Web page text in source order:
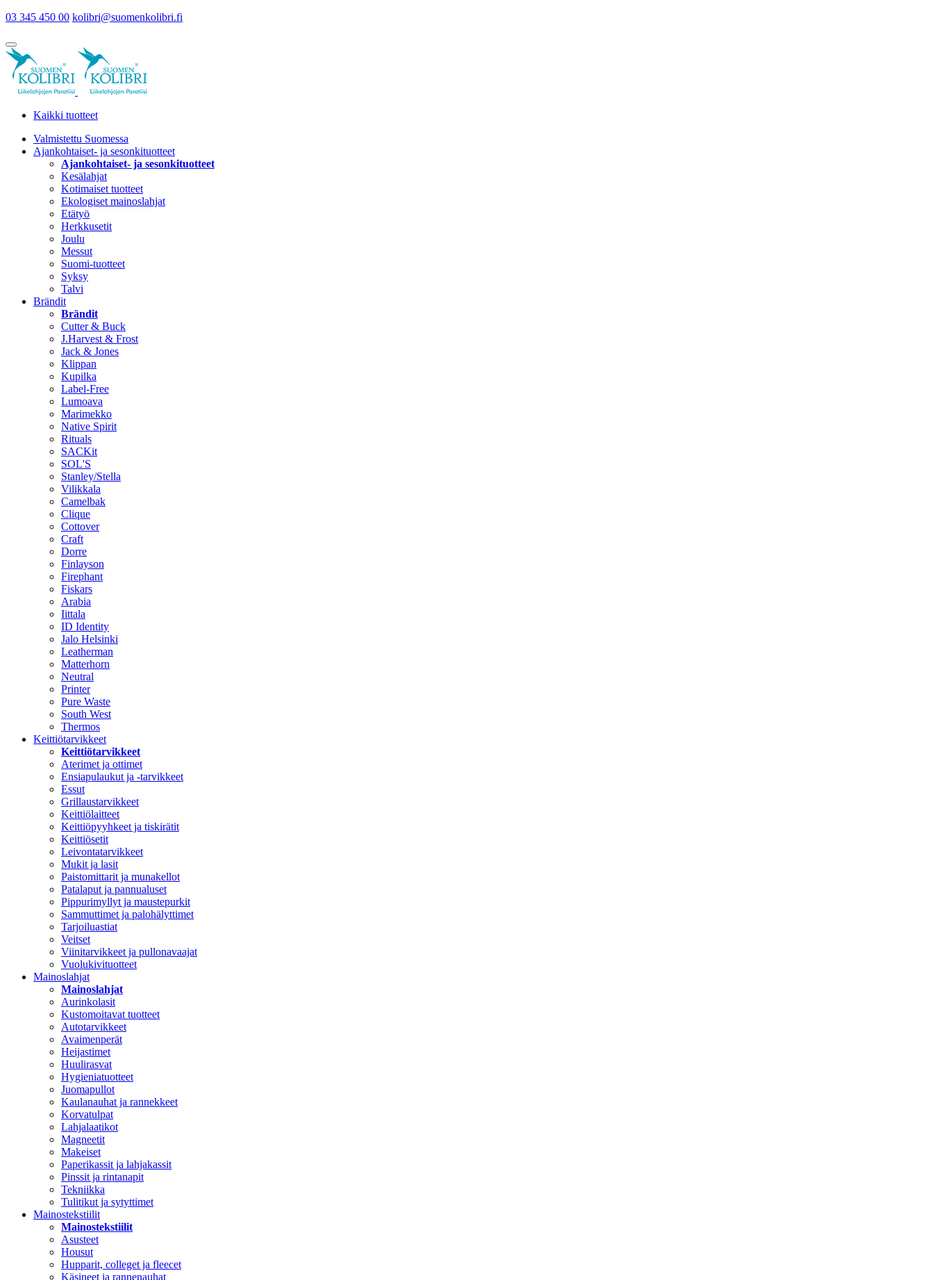
03 345 450 00 kolibri@suomenkolibri.fi
Kaikki tuotteet
Valmistettu Suomessa
Ajankohtaiset- ja sesonkituotteet
Ajankohtaiset- ja sesonkituotteet
Kesälahjat
Kotimaiset tuotteet
Ekologiset mainoslahjat
Etätyö
Herkkusetit
Joulu
Messut
Suomi-tuotteet
Syksy
Talvi
Brändit
Brändit
Cutter & Buck
J.Harvest & Frost
Jack & Jones
Klippan
Kupilka
Label-Free
Lumoava
Marimekko
Native Spirit
Rituals
SACKit
SOL'S
Stanley/Stella
Vilikkala
Camelbak
Clique
Cottover
Craft
Dorre
Finlayson
Firephant
Fiskars
Arabia
Iittala
ID Identity
Jalo Helsinki
Leatherman
Matterhorn
Neutral
Printer
Pure Waste
South West
Thermos
Keittiötarvikkeet
Keittiötarvikkeet
Aterimet ja ottimet
Ensiapulaukut ja -tarvikkeet
Essut
Grillaustarvikkeet
Keittiölaitteet
Keittiöpyyhkeet ja tiskirätit
Keittiösetit
Leivontatarvikkeet
Mukit ja lasit
Paistomittarit ja munakellot
Patalaput ja pannualuset
Pippurimyllyt ja maustepurkit
Sammuttimet ja palohälyttimet
Tarjoiluastiat
Veitset
Viinitarvikkeet ja pullonavaajat
Vuolukivituotteet
Mainoslahjat
Mainoslahjat
Aurinkolasit
Kustomoitavat tuotteet
Autotarvikkeet
Avaimenperät
Heijastimet
Huulirasvat
Hygieniatuotteet
Juomapullot
Kaulanauhat ja rannekkeet
Korvatulpat
Lahjalaatikot
Magneetit
Makeiset
Paperikassit ja lahjakassit
Pinssit ja rintanapit
Tekniikka
Tulitikut ja sytyttimet
Mainostekstiilit
Mainostekstiilit
Asusteet
Housut
Hupparit, colleget ja fleecet
Käsineet ja rannenauhat